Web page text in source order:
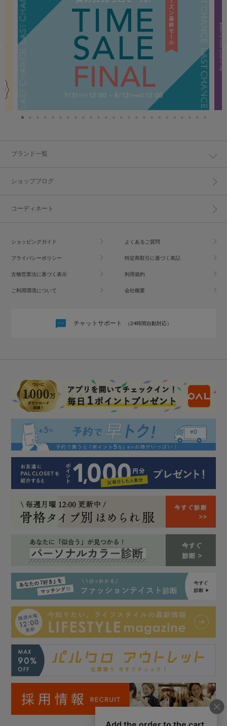
ブランド一覧
ショップブログ
コーディネート
ショッピングガイド よくあるご質問
プライバシーポリシー 特定商取引に基づく表記
古物営業法に基づく表示 利用規約
ご利用環境について 会社概要
チャットサポート （24時間自動対応）